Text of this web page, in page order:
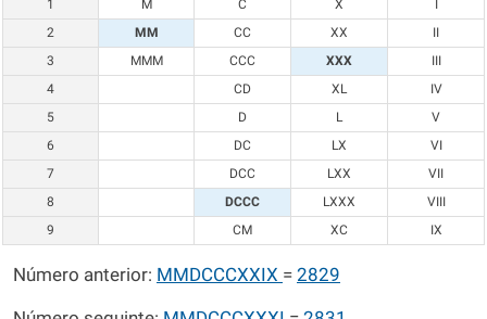
1
M C X
I
2
MM CC XX
II
3
MMM CCC XXX
III
4
CD XL
IV
5
D L
V
6
DC LX
VI
7
DCC LXX
VII
8
DCCC LXXX
VIII
9
CM XC IX
Número anterior: MMDCCCXXIX = 2829